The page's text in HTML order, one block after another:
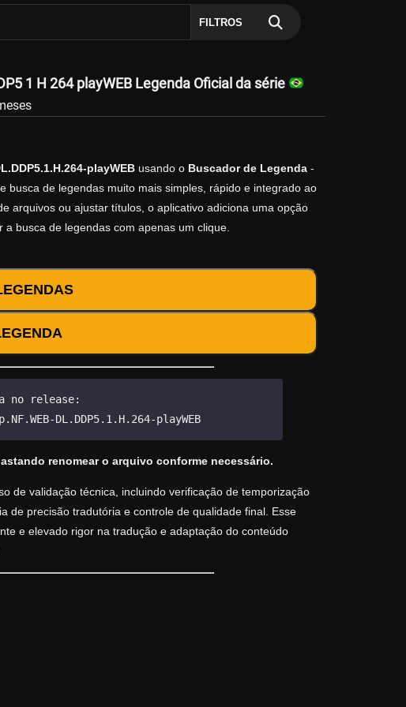
FILTROS
1 H 264 playWEB Legenda Oficial da série
playWEB usando o Buscador de Legenda -
busca de legendas muito mais simples, rápido e integrado ao
arquivos ou ajustar títulos, o aplicativo adiciona uma opção
busca de legendas com apenas um clique.
no release:
DL.DDP5.1.H.264-playWEB
renomear o arquivo conforme necessário.
de validação técnica, incluindo verificação de temporização
de precisão tradutória e controle de qualidade final. Esse
e elevado rigor na tradução e adaptação do conteúdo